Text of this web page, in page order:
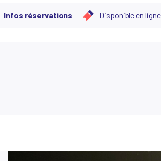
Infos réservations Disponible en ligne